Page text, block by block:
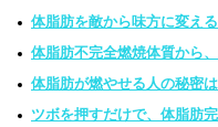
体脂肪を敵から味方に変え
体脂肪不完全燃焼体質から
体脂肪が燃やせる人の秘密
ツボを押すだけで、体脂肪